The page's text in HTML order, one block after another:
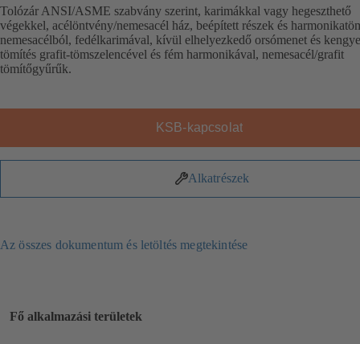
Tolózár ANSI/ASME szabvány szerint, karimákkal vagy hegeszthető
végekkel, acélöntvény/nemesacél ház, beépített részek és
nemesacélból, fedélkarimával, kívül elhelyezkedő orsómenet és
tömítés grafit-tömszelencével és fém harmonikával, nemesacél/grafit
tömítőgyűrűk.
KSB-kapcsolat
Alkatrészek
Az összes dokumentum és letöltés megtekintése
Fő alkalmazási területek